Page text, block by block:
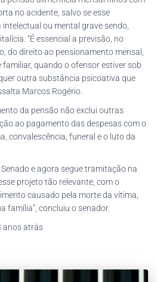
no acidente, salvo se esse
ou mental grave sendo,
“É essencial a previsão, no
do direito ao pensionamento mensal,
quando o ofensor estiver sob
outra substância psicoativa que
Marcos Rogério.
da pensão não exclui outras
ao pagamento das despesas com o
convalescência, funeral e o luto da
e agora segue tramitação na
projeto tão relevante, com o
causado pela morte da vítima,
família”, concluiu o senador.
anosatrás